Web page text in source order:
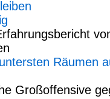
Räumen
Großoffensive